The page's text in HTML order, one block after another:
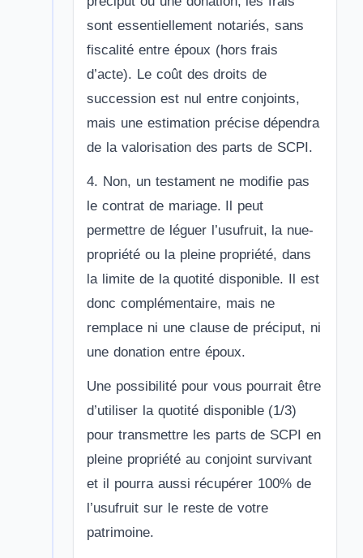
sont essentiellement notariés, sans
fiscalité entre époux (hors frais
d’acte). Le coût des droits de
succession est nul entre conjoints,
mais une estimation précise dépendra
de la valorisation des parts de SCPI.
4. Non, un testament ne modifie pas
le contrat de mariage. Il peut
permettre de léguer l’usufruit, la nue-
propriété ou la pleine propriété, dans
la limite de la quotité disponible. Il est
donc complémentaire, mais ne
remplace ni une clause de préciput, ni
une donation entre époux.
Une possibilité pour vous pourrait être
d’utiliser la quotité disponible (1/3)
pour transmettre les parts de SCPI en
pleine propriété au conjoint survivant
et il pourra aussi récupérer 100% de
l’usufruit sur le reste de votre
patrimoine.